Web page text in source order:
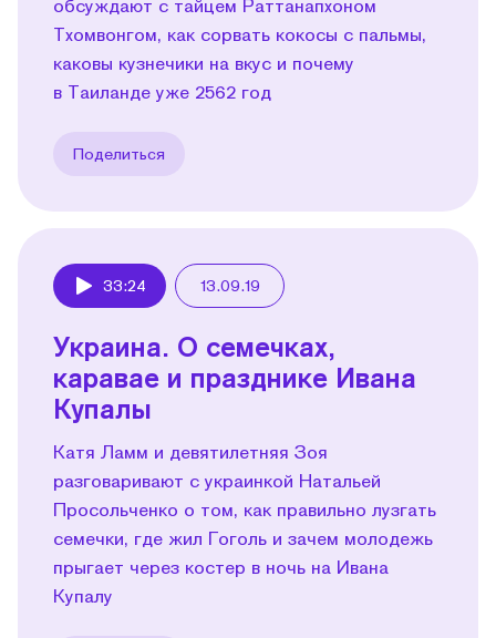
обсуждают с тайцем Раттанапхоном
Тхомвонгом, как сорвать кокосы с пальмы,
каковы кузнечики на вкус и почему
в Таиланде уже 2562 год
Поделиться
33:24 13.09.19
Украина. О семечках,
каравае и празднике Ивана
Купалы
Катя Ламм и девятилетняя Зоя
разговаривают с украинкой Натальей
Просольченко о том, как правильно лузгать
семечки, где жил Гоголь и зачем молодежь
прыгает через костер в ночь на Ивана
Купалу